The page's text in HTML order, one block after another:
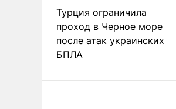
Турция ограничила
проход в Черное море
после атак украинских
БПЛА